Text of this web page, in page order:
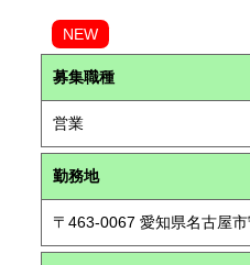
NEW
募集職種
営業
勤務地
〒463-0067 愛知県名古屋